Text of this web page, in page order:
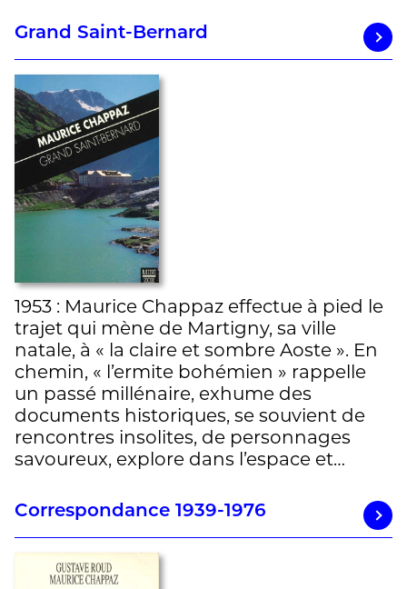
Grand Saint-Bernard
1953 : Maurice Chappaz effectue à pied le
trajet qui mène de Martigny, sa ville
natale, à « la claire et sombre Aoste ». En
chemin, « l’ermite bohémien » rappelle
un passé millénaire, exhume des
documents historiques, se souvient de
rencontres insolites, de personnages
savoureux, explore dans l’espace et…
Correspondance 1939-1976